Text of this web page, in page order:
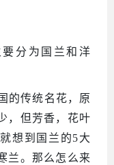
分为国兰和洋
的传统名花，原
，但芳香，花叶
想到国兰的5大
兰。那么怎么来